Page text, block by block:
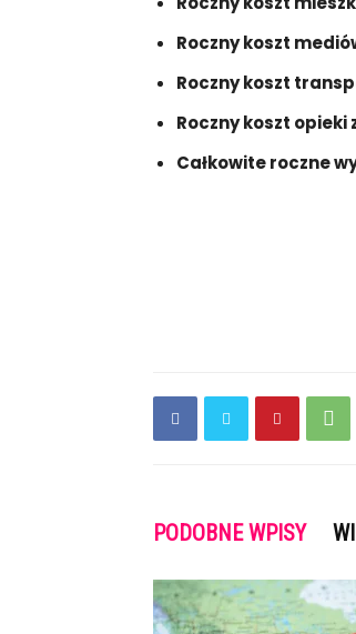
Roczny koszt
Roczny koszt
Roczny koszt opieki
Całkowite roczne
PODOBNE WPISY